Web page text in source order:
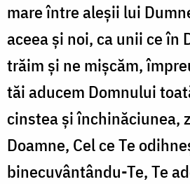
mare între aleșii lui
aceea și noi, ca unii ce în
trăim și ne mișcăm,
tăi aducem Domnului
cinstea și închinăciunea,
Doamne, Cel ce Te
binecuvântându-Te, Te